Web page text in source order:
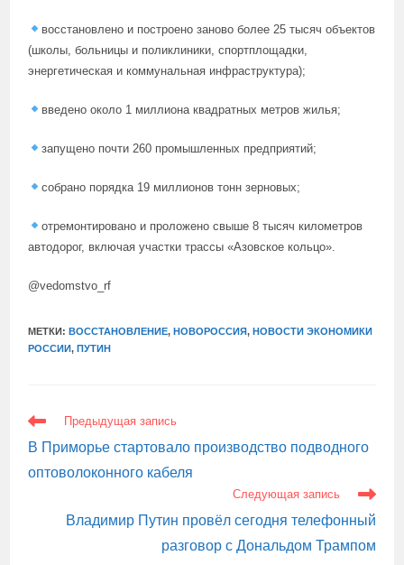
восстановлено и построено заново более 25 тысяч объектов
(школы, больницы и поликлиники, спортплощадки,
энергетическая и коммунальная инфраструктура);
введено около 1 миллиона квадратных метров жилья;
запущено почти 260 промышленных предприятий;
собрано порядка 19 миллионов тонн зерновых;
отремонтировано и проложено свыше 8 тысяч километров
автодорог, включая участки трассы «Азовское кольцо».
@vedomstvo_rf
МЕТКИ:ВОССТАНОВЛЕНИЕ, НОВОРОССИЯ, НОВОСТИ ЭКОНОМИКИ
РОССИИ, ПУТИН
ЕЩЕ
СТАТЬИ
Предыдущая запись
В Приморье стартовало производство подводного
оптоволоконного кабеля
Следующая запись
Владимир Путин провёл сегодня телефонный
разговор с Дональдом Трампом